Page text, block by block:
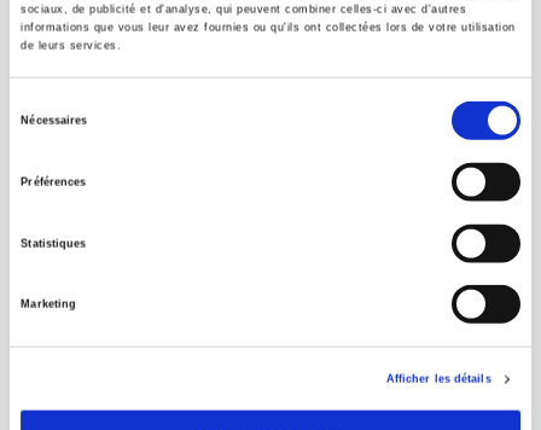
sociaux, de publicité et d'analyse, qui peuvent combiner celles-ci avec d'autres
informations que vous leur avez fournies ou qu'ils ont collectées lors de votre utilisation
de leurs services.
Nécessaires
Préférences
Statistiques
Marketing
Afficher les détails
SCIENCES PO UNIVERSITY PRESS has a threefold role: to publish
original research, to edit reference works for student use, and to
FOR BOOKSHOPS